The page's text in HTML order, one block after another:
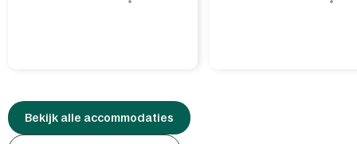
Bekijk alle accommodaties